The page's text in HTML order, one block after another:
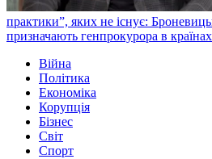
практики”, яких не існує:
призначають генпрокурора в
Війна
Політика
Економіка
Корупція
Бізнес
Світ
Спорт